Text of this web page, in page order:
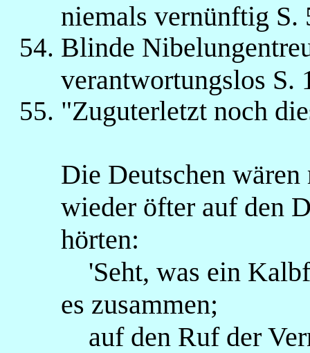
niemals vernünftig S.
Blinde
verantwortungslos S.
"Zuguterletzt noch
Die Deutschen
wieder öfter auf den
hörten:
'Seht, was ein
es zusammen;
auf den Ruf der